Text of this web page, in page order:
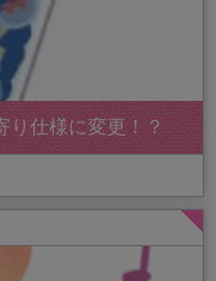
り仕様に変更！？